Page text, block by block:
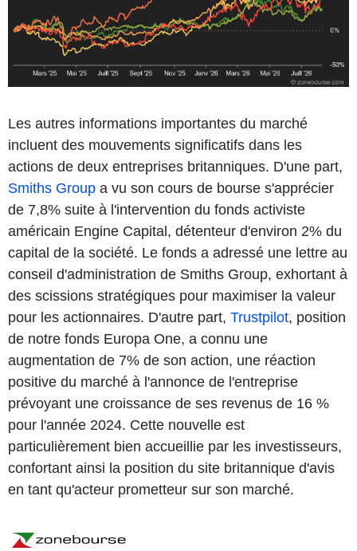
Les autres informations importantes du marché
incluent des mouvements significatifs dans les
actions de deux entreprises britanniques. D'une part,
Smiths Group a vu son cours de bourse s'apprécier
de 7,8% suite à l'intervention du fonds activiste
américain Engine Capital, détenteur d'environ 2% du
capital de la société. Le fonds a adressé une lettre au
conseil d'administration de Smiths Group, exhortant à
des scissions stratégiques pour maximiser la valeur
pour les actionnaires. D'autre part, Trustpilot, position
de notre fonds Europa One, a connu une
augmentation de 7% de son action, une réaction
positive du marché à l'annonce de l'entreprise
prévoyant une croissance de ses revenus de 16 %
pour l'année 2024. Cette nouvelle est
particulièrement bien accueillie par les investisseurs,
confortant ainsi la position du site britannique d'avis
en tant qu'acteur prometteur sur son marché.